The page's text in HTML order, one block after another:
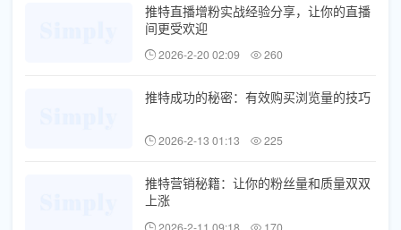
推特直播增粉实战经验分享，让你的直播
间更受欢迎
2026-2-20 02:09 260
推特成功的秘密：有效购买浏览量的技巧
2026-2-13 01:13 225
推特营销秘籍：让你的粉丝量和质量双双
上涨
2026-2-11 09:18 170